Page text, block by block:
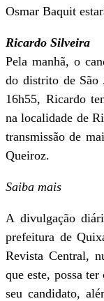
Osmar Baquit
Ricardo Silveira
Pela manhã, o
do distrito de São
16h55, Ricardo
na localidade de
transmissão de
Queiroz.
Saiba mais
A divulgação
prefeitura de
Revista Central,
que este, possa
seu candidato,